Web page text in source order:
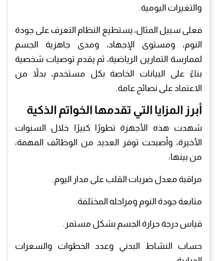
والتغيرات اليومية.
فعلى سبيل المثال، يستطيع النظام التعرف على جودة
النوم، ومستوى الإجهاد، ومدى جاهزية الجسم
لممارسة التمارين الرياضية، ثم يقدم توصيات شخصية
بناءً على البيانات الخاصة بكل مستخدم، بدلاً من
الاعتماد على نصائح عامة.
أبرز المزايا التي تقدمها الخواتم الذكية
شهدت هذه الأجهزة تطورًا كبيرًا خلال السنوات
الأخيرة، وأصبحت توفر العديد من الوظائف المهمة،
من بينها:
مراقبة معدل ضربات القلب على مدار اليوم.
متابعة جودة النوم ومراحله المختلفة.
قياس درجة حرارة الجسم بشكل مستمر.
حساب النشاط البدني وعدد الخطوات والسعرات